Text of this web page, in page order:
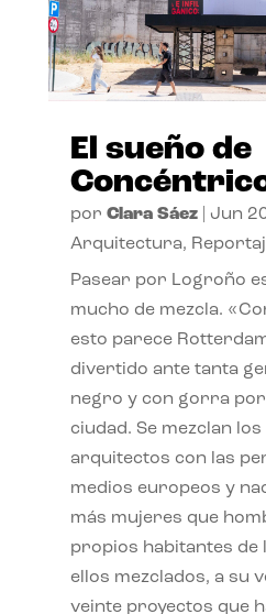
El sueño de
por Clara Sáez| Jun
Arquitectura,
Pasear por Logroño
mucho de mezcla.
esto parece
divertido ante tanta
negro y con gorra por
ciudad. Se mezclan
arquitectos con las
medios europeos y
más mujeres que
propios habitantes de
ellos mezclados, a su
veinte proyectos que